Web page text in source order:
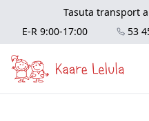
Tasuta transport
E-R 9:00-17:00
53